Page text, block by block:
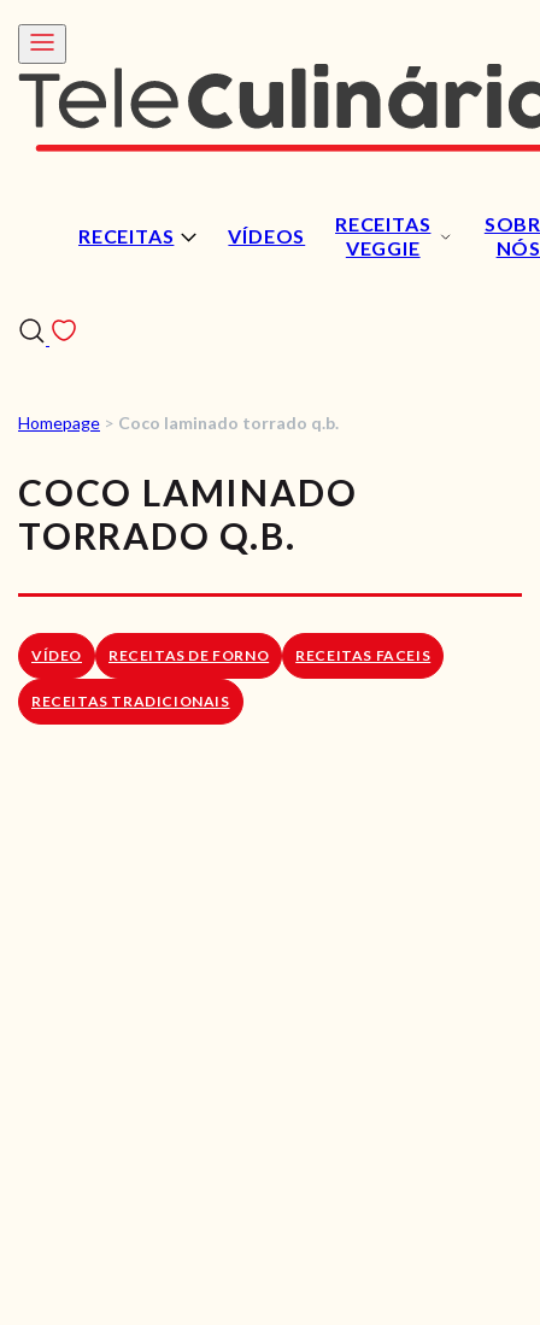
RECEITAS VÍDEOS
RECEITAS
VEGGIE
NÓS
RECEITAS
VÍDEOS
RECEITAS VEGGIE
LOJA ONLINE
Homepage > Coco laminado torrado q.b.
COCO LAMINADO
TORRADO Q.B.
VÍDEO RECEITAS DE FORNO RECEITAS FACEIS
RECEITAS TRADICIONAIS